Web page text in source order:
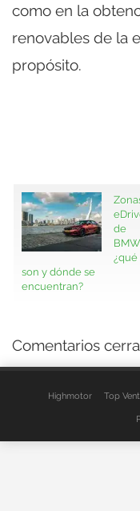
como en la
renovables de la
propósito.
de
¿qué
son y dónde se
encuentran?
Comentarios
Highmotor Top